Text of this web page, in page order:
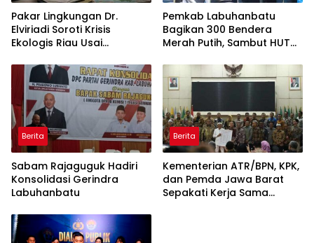
Pakar Lingkungan Dr.
Elviriadi Soroti Krisis
Ekologis Riau Usai
Monyet, Harimau, dan
Beruang Terhadap Warga
Pemkab Labuhanbatu
Bagikan 300 Bendera
Merah Putih, Sambut HUT
Berita
Sabam Rajaguguk Hadiri
Konsolidasi Gerindra
Labuhanbatu
Berita
Kementerian ATR/BPN, KPK,
dan Pemda Jawa Barat
Sepakati Kerja Sama